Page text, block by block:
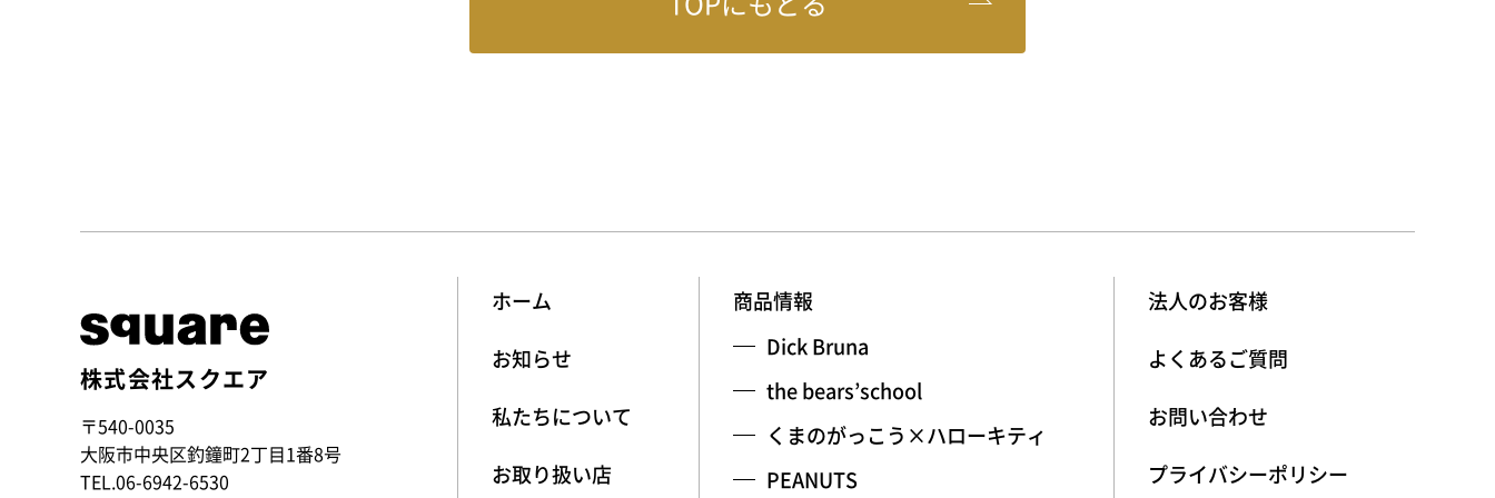
株式会社スクエア
〒540-0035
大阪市中央区釣鐘町2丁目1番8号
TEL.06-6942-6530
ホーム
お知らせ
私たちについて
お取り扱い店
商品情報
Dick Bruna
the bears’school
くまのがっこう×ハローキティ
PEANUTS
法人のお客様
よくあるご質問
お問い合わせ
プライバシーポリシー